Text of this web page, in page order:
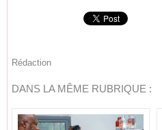
Rédaction
DANS LA MÊME RUBRIQUE :